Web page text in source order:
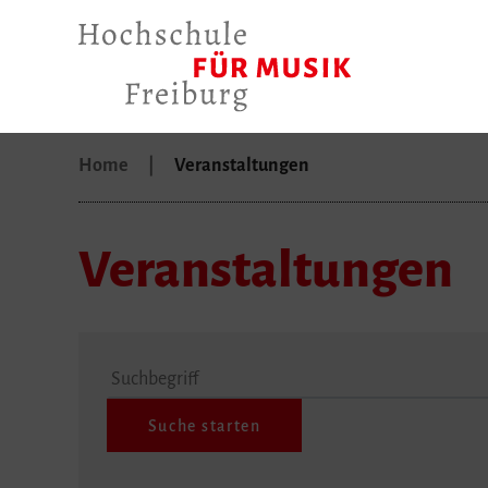
Home Veranstaltungen
Veranstaltungen
Suchbegriff